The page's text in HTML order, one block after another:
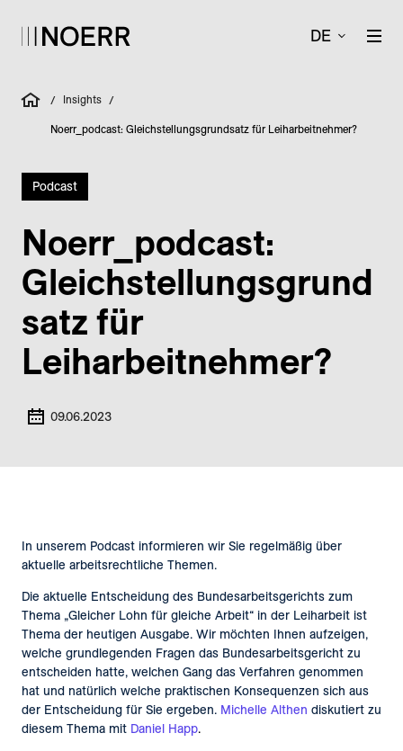
DE
/ Insights /
Noerr_podcast: Gleichstellungsgrundsatz für Leiharbeitnehmer?
Podcast
Noerr_podcast:
Gleichstellungsgrund
satz für
Leiharbeitnehmer?
09.06.2023
In unserem Podcast informieren wir Sie regelmäßig über
aktuelle arbeitsrechtliche Themen.
Die aktuelle Entscheidung des Bundesarbeitsgerichts zum
Thema „Gleicher Lohn für gleiche Arbeit“ in der Leiharbeit ist
Thema der heutigen Ausgabe. Wir möchten Ihnen aufzeigen,
welche grundlegenden Fragen das Bundesarbeitsgericht zu
entscheiden hatte, welchen Gang das Verfahren genommen
hat und natürlich welche praktischen Konsequenzen sich aus
der Entscheidung für Sie ergeben. Michelle Althen diskutiert zu
diesem Thema mit Daniel Happ.